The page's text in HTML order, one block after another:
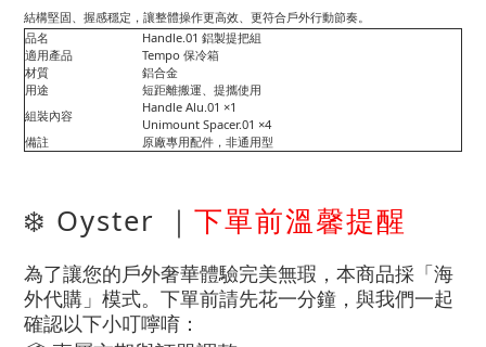
結構堅固、握感穩定，讓整體操作更高效、更符合戶外行動節奏。
品名
Handle.01 鋁製提把組
適用產品
Tempo 保冷箱
材質
鋁合金
用途
短距離搬運、提攜使用
組裝內容
Handle Alu.01 ×1
Unimount Spacer.01 ×4
備註
原廠專用配件，非通用型
❄️ Oyster ｜ 下單前溫馨提醒
為了讓您的戶外奢華體驗完美無瑕，本商品採「海
外代購」模式。下單前請先花一分鐘，與我們一起
確認以下小叮嚀唷：